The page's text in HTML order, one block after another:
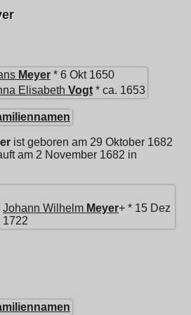
Meyer * 6 Okt 1650
Elisabeth Vogt * ca. 1653
ist geboren am 29 Oktober 1682
am 2 November 1682 in
Johann Wilhelm Meyer+ * 15 Dez
1722